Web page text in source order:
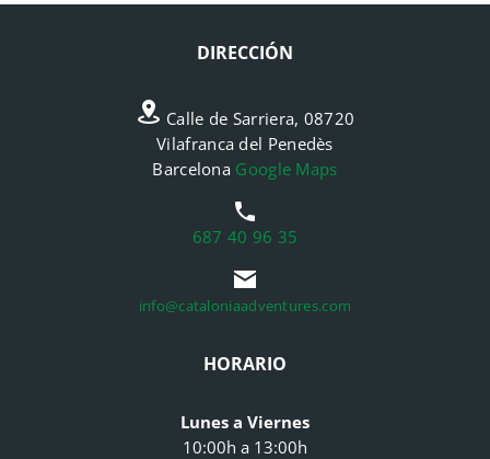
DIRECCIÓN
Calle de Sarriera, 08720
Vilafranca del Penedès
Barcelona Google Maps
687 40 96 35
info@cataloniaadventures.com
HORARIO
Lunes a Viernes
10:00h a 13:00h